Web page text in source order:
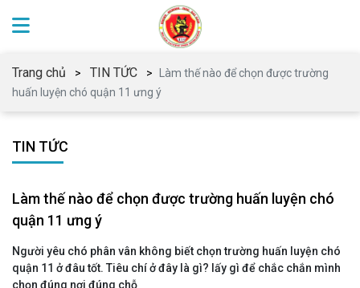
Trang chủ TIN TỨC
Làm thế nào để chọn được trường
huấn luyện chó quận 11 ưng ý
TIN TỨC
Làm thế nào để chọn được trường huấn luyện chó
quận 11 ưng ý
Người yêu chó phân vân không biết chọn trường huấn luyện chó
quận 11 ở đâu tốt. Tiêu chí ở đây là gì? lấy gì để chắc chắn mình
chọn đúng nơi đúng chỗ